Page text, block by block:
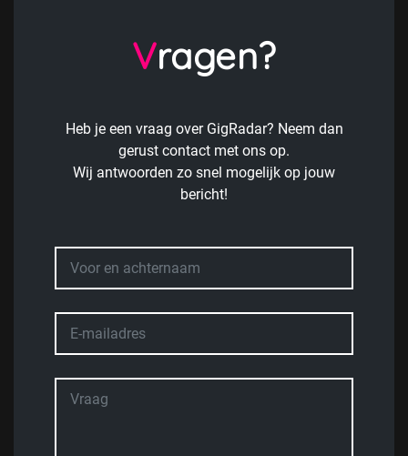
Vragen?
Heb je een vraag over GigRadar? Neem dan
gerust contact met ons op.
Wij antwoorden zo snel mogelijk op jouw
bericht!